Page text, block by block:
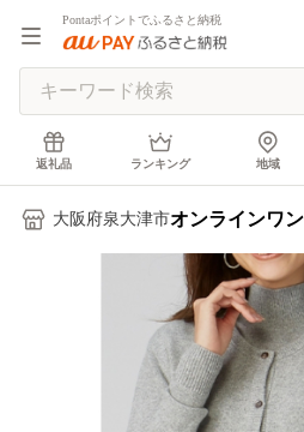
Pontaポイントでふるさと納税
返礼品 ランキング 地域
大阪府泉大津市オンラインワ